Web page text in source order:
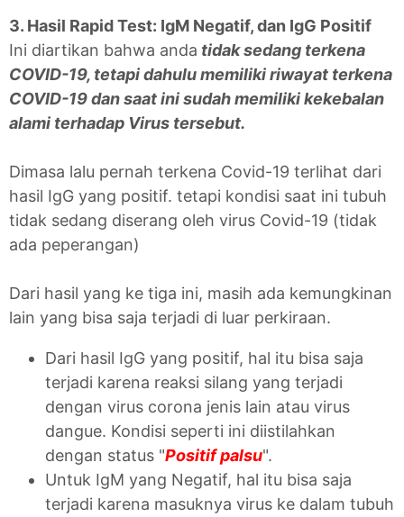
3. Hasil Rapid Test: IgM Negatif, dan IgG Positif
Ini diartikan bahwa anda tidak sedang terkena
COVID-19, tetapi dahulu memiliki riwayat terkena
COVID-19 dan saat ini sudah memiliki kekebalan
alami terhadap Virus tersebut.
Dimasa lalu pernah terkena Covid-19 terlihat dari
hasil IgG yang positif. tetapi kondisi saat ini tubuh
tidak sedang diserang oleh virus Covid-19 (tidak
ada peperangan)
Dari hasil yang ke tiga ini, masih ada kemungkinan
lain yang bisa saja terjadi di luar perkiraan.
Dari hasil IgG yang positif, hal itu bisa saja
terjadi karena reaksi silang yang terjadi
dengan virus corona jenis lain atau virus
dangue. Kondisi seperti ini diistilahkan
dengan status "Positif palsu".
Untuk IgM yang Negatif, hal itu bisa saja
terjadi karena masuknya virus ke dalam tubuh